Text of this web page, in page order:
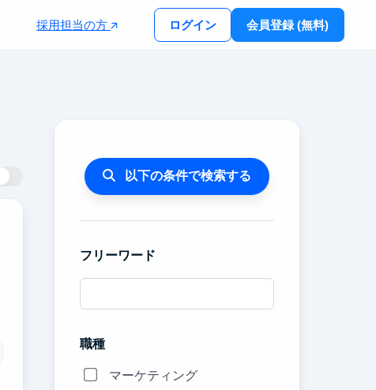
採用担当の方 ログイン 会員登録 (無料)
以下の条件で検索する
フリーワード
職種
マーケティング